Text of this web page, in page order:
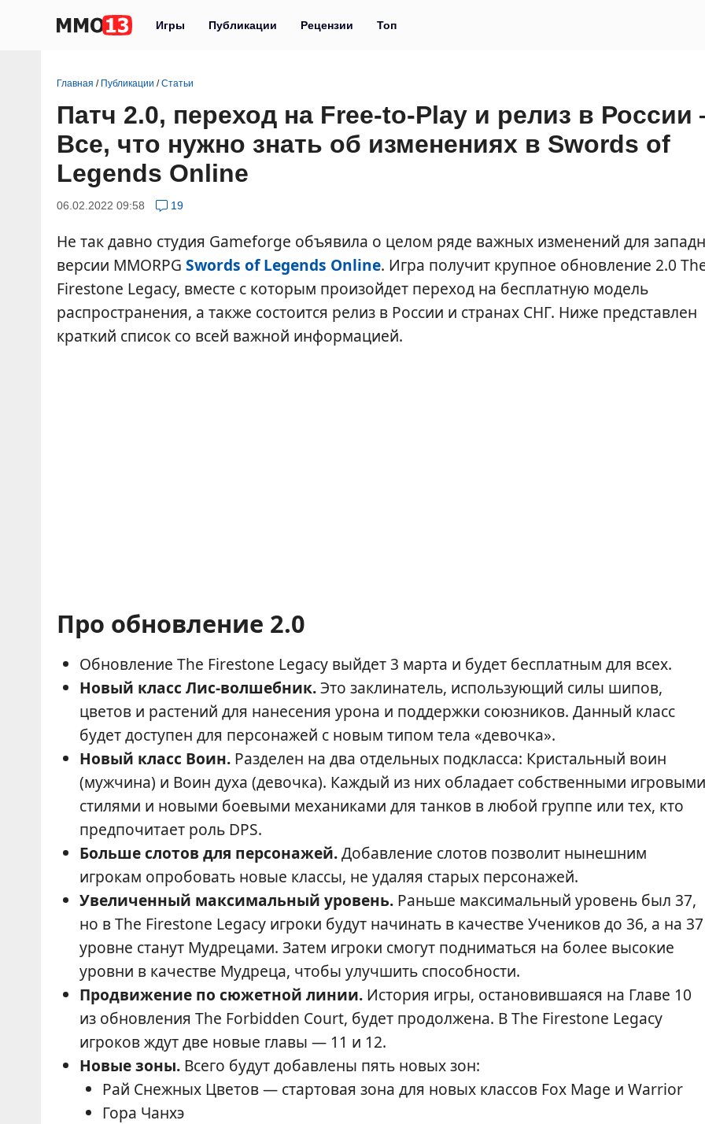
Игры Публикации Рецензии Топ
Главная / Публикации /Статьи
Патч 2.0, переход на Free-to-Play и релиз в
Все, что нужно знать об изменениях в Swords of
Legends Online
06.02.2022 09:58 19
Не так давно студия Gameforge объявила о целом ряде важных изменений для
версии MMORPG Swords of Legends Online. Игра получит крупное обновление 2.0
Firestone Legacy, вместе с которым произойдет переход на бесплатную модель
распространения, а также состоится релиз в России и странах СНГ. Ниже представлен
краткий список со всей важной информацией.
Про обновление 2.0
Обновление The Firestone Legacy выйдет 3 марта и будет бесплатным для всех.
Новый класс Лис-волшебник.Это заклинатель, использующий силы шипов,
цветов и растений для нанесения урона и поддержки союзников. Данный класс
будет доступен для персонажей с новым типом тела «девочка».
Новый класс Воин. Разделен на два отдельных подкласса: Кристальный воин
(мужчина) и Воин духа (девочка). Каждый из них обладает собственными игровыми
стилями и новыми боевыми механиками для танков в любой группе или тех, кто
предпочитает роль DPS.
Больше слотов для персонажей.Добавление слотов позволит нынешним
игрокам опробовать новые классы, не удаляя старых персонажей.
Увеличенный максимальный уровень.Раньше максимальный уровень был 37,
но в The Firestone Legacy игроки будут начинать в качестве Учеников до 36, а на 37
уровне станут Мудрецами. Затем игроки смогут подниматься на более высокие
уровни в качестве Мудреца, чтобы улучшить способности.
Продвижение по сюжетной линии.История игры, остановившаяся на Главе 10
из обновления The Forbidden Court, будет продолжена. В The Firestone Legacy
игроков ждут две новые главы — 11 и 12.
Новые зоны.Всего будут добавлены пять новых зон:
Рай Снежных Цветов — стартовая зона для новых классов Fox Mage и Warrior
Гора Чанхэ